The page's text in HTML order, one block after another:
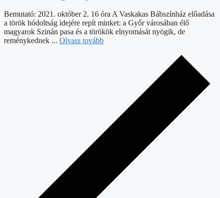
Bemutató: 2021. október 2. 16 óra A Vaskakas Bábszínház előadása
a török hódoltság idejére repít minket: a Győr városában élő
magyarok Szinán pasa és a törökök elnyomását nyögik, de
reménykednek ... Olvass tovább